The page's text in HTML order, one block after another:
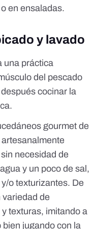
en ensaladas.
y lavado
una práctica
del pescado
cocinar la
.
gourmet de
necesidad de
y un poco de sal,
o texturizantes. De
de
texturas, imitando a
bien jugando con la